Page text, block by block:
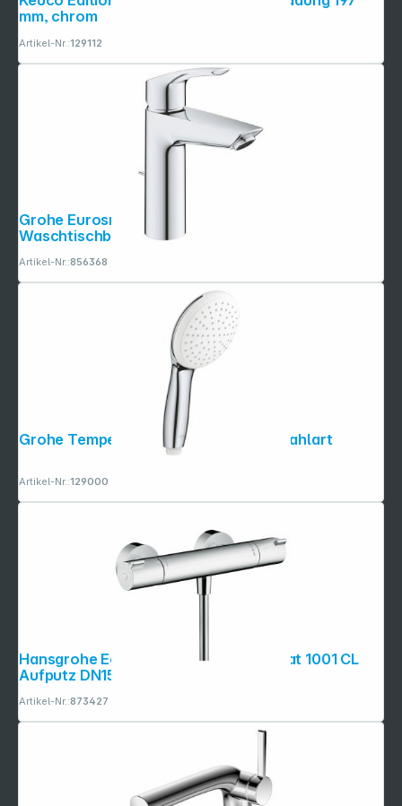
mm, chrom
Artikel-Nr.:129112
Grohe Eurosmart M-Size Einhand-
Waschtischbatterie, 1/2"
Artikel-Nr.:856368
Grohe Tempesta 110 Handbrause 1 Strahlart
Artikel-Nr.:129000
Hansgrohe Ecostat Brausethermo- stat 1001 CL
Aufputz DN15 chrom
Artikel-Nr.:873427